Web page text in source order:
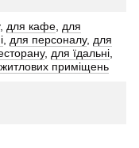
, для кафе для
для персоналу, для
, для їдальні
приміщень